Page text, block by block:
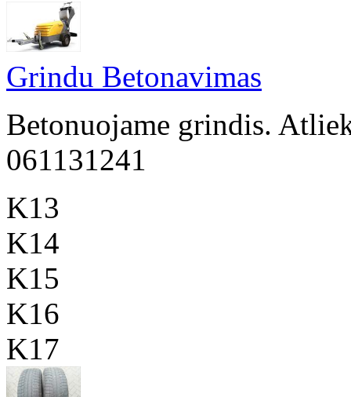
Grindu Betonavimas
Betonuojame grindis.
061131241
K13
K14
K15
K16
K17